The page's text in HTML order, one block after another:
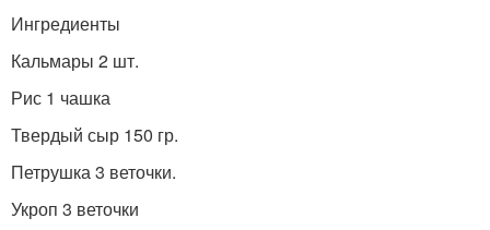
Ингредиенты
Кальмары 2 шт.
Рис 1 чашка
Твердый сыр 150 гр.
Петрушка 3 веточки.
Укроп 3 веточки